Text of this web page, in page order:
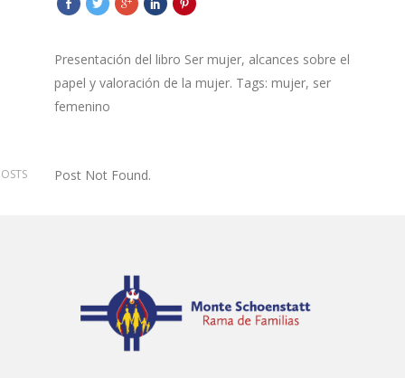
Presentación del libro Ser mujer, alcances sobre el
papel y valoración de la mujer. Tags: mujer, ser
femenino
Post Not Found.